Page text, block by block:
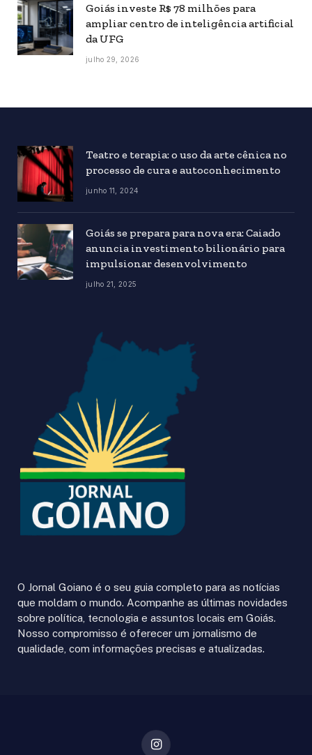
Goiás investe R$ 78 milhões para
ampliar centro de inteligência artificial
da UFG
julho 29, 2026
Teatro e terapia: o uso da arte cênica no
processo de cura e autoconhecimento
junho 11, 2024
Goiás se prepara para nova era: Caiado
anuncia investimento bilionário para
impulsionar desenvolvimento
julho 21, 2025
O Jornal Goiano é o seu guia completo para as notícias
que moldam o mundo. Acompanhe as últimas novidades
sobre política, tecnologia e assuntos locais em Goiás.
Nosso compromisso é oferecer um jornalismo de
qualidade, com informações precisas e atualizadas.
Instagram